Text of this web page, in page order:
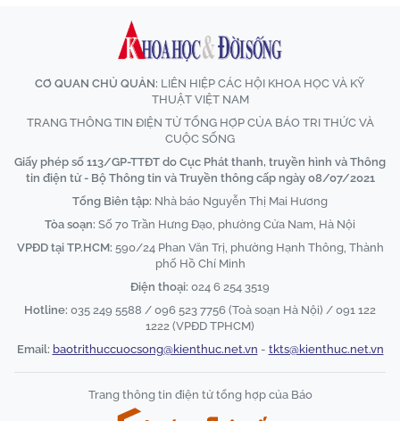
CƠ QUAN CHỦ QUẢN: LIÊN HIỆP CÁC HỘI KHOA HỌC VÀ KỸ
THUẬT VIỆT NAM
TRANG THÔNG TIN ĐIỆN TỬ TỔNG HỢP CỦA BÁO TRI THỨC VÀ
CUỘC SỐNG
Giấy phép số 113/GP-TTĐT do Cục Phát thanh, truyền hình và Thông
tin điện tử - Bộ Thông tin và Truyền thông cấp ngày 08/07/2021
Tổng Biên tập: Nhà báo Nguyễn Thị Mai Hương
Tòa soạn: Số 70 Trần Hưng Đạo, phường Cửa Nam, Hà Nội
VPĐD tại TP.HCM: 590/24 Phan Văn Trị, phường Hạnh Thông, Thành
phố Hồ Chí Minh
Điện thoại: 024 6 254 3519
Hotline: 035 249 5588 / 096 523 7756 (Toà soạn Hà Nội) / 091 122
1222 (VPĐD TPHCM)
Email: baotrithuccuocsong@kienthuc.net.vn - tkts@kienthuc.net.vn
Trang thông tin điện tử tổng hợp của Báo